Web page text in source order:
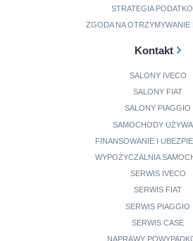
STRATEGIA
ZGODA NA OTRZYMYWANIE
Kontakt
SALONY IVECO
SALONY FIAT
SALONY PIAGGIO
SAMOCHODY
FINANSOWANIE I
WYPOŻYCZALNIA
SERWIS IVECO
SERWIS FIAT
SERWIS PIAGGIO
SERWIS CASE
NAPRAWY